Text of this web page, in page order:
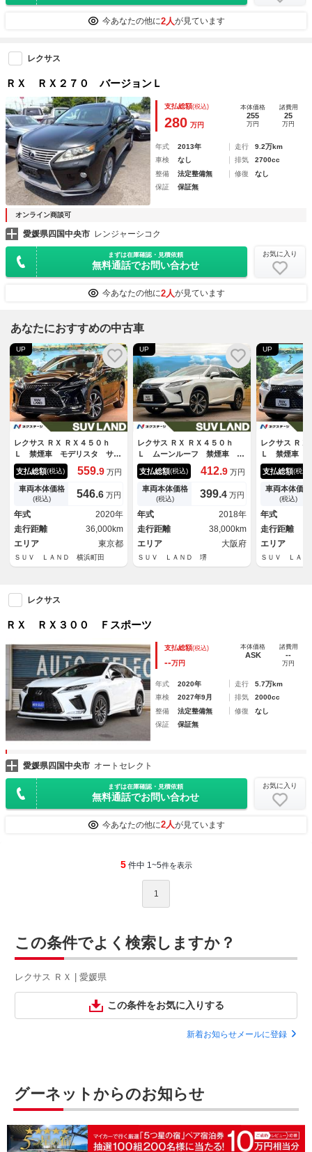
今あなたの他に2人が見ています
レクサス
ＲＸ ＲＸ２７０ バージョンＬ
支払総額(税込)
280 万円
本体価格
255
万円
諸費用
25
万円
年式 2013年 走行
9.2万km
車検
なし 排気
2700cc
整備
法定整備無 修復
なし
保証
保証無
オンライン商談可
愛媛県四国中央市 レンジャーシコク
まずは在庫確認・見積依頼
無料通話でお問い合わせ
お気に入り
今あなたの他に2人が見ています
あなたにおすすめの中古車
UP
レクサス ＲＸ ＲＸ４５０ｈ
Ｌ 禁煙車 モデリスタ サン
ルーフ ６人 茶革 １２型ナ
ビフルセグ 全周囲カメラ レ
ーダークルーズ シートベンチ
レーション パワーシート 電
動リアゲート ＬＥＤヘッド
純正２０インチＡＷ ルーフレ
ール
支払総額(税込) 559.9 万円
車両本体価格
(税込) 546.6 万円
年式
2020年
走行距離
36,000km
エリア
東京都
ＳＵＶ ＬＡＮＤ 横浜町田
UP
レクサス ＲＸ ＲＸ４５０ｈ
Ｌ ムーンルーフ 禁煙車 １
２．３インチナビ パノラミッ
クビューモニター ブラインド
スポットモニター ドライブレ
コーダー フルセグ 三眼ＬＥ
Ｄヘッドライト アクセサリー
コンセント シートベンチレー
ション
支払総額(税込) 412.9 万円
車両本体価格
(税込) 399.4 万円
年式
2018年
走行距離
38,000km
エリア
大阪府
ＳＵＶ ＬＡＮＤ 堺
UP
レクサス ＲＸ
Ｌ 禁煙車
型ナビ 全周
ークルーズ
トモニター
ション メモ
アリングヒー
ヘッド＆フ
チアルミ
支払総額(税込)
車両本体価格
(税込)
年式
走行距離
エリア
ＳＵＶ ＬＡ
レクサス
ＲＸ ＲＸ３００ Ｆスポーツ
支払総額(税込)
--万円
本体価格
ASK
諸費用
--
万円
年式 2020年 走行
5.7万km
車検
2027年9月 排気
2000cc
整備
法定整備無 修復
なし
保証
保証無
愛媛県四国中央市 オートセレクト
まずは在庫確認・見積依頼
無料通話でお問い合わせ
お気に入り
今あなたの他に2人が見ています
5 件中 1~5件を表示
1
この条件でよく検索しますか？
レクサス ＲＸ | 愛媛県
この条件をお気に入りする
新着お知らせメールに登録
グーネットからのお知らせ